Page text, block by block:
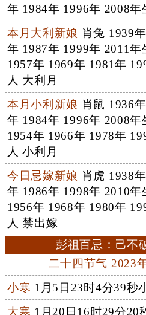
年 1984年 1996年 2008年
本月大利新娘 肖兔 1939
年 1987年 1999年 2011
1957年 1969年 1981年
人 大利月
本月小利新娘 肖鼠 1936
年 1984年 1996年 2008
1954年 1966年 1978年
人 小利月
今日忌嫁新娘 肖虎 1938
年 1986年 1998年 2010
1956年 1968年 1980年
人 禁出嫁
彭祖百忌：己不
二十四节气 2023
小寒 1月5日23时4分39秒
大寒 1月20日16时29分20